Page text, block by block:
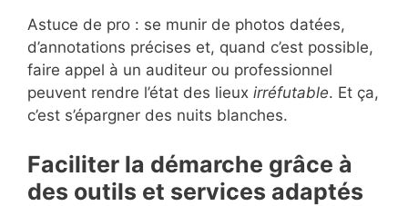
Astuce de pro : se munir de photos datées,
d’annotations précises et, quand c’est possible,
faire appel à un auditeur ou professionnel
peuvent rendre l’état des lieux irréfutable. Et ça,
c’est s’épargner des nuits blanches.
Faciliter la démarche grâce à
des outils et services adaptés